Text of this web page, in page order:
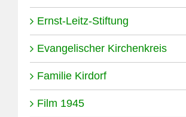
Ernst-Leitz-Stiftung
Evangelischer Kirchenkreis
Familie Kirdorf
Film 1945